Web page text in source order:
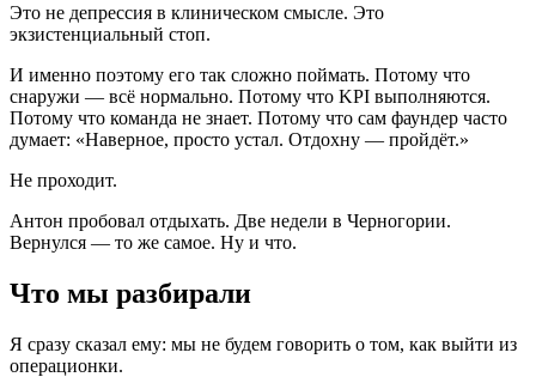
Это не депрессия в клиническом смысле. Это
экзистенциальный стоп.
И именно поэтому его так сложно поймать. Потому что
снаружи — всё нормально. Потому что KPI выполняются.
Потому что команда не знает. Потому что сам фаундер часто
думает: «Наверное, просто устал. Отдохну — пройдёт.»
Не проходит.
Антон пробовал отдыхать. Две недели в Черногории.
Вернулся — то же самое. Ну и что.
Что мы разбирали
Я сразу сказал ему: мы не будем говорить о том, как выйти из
операционки.